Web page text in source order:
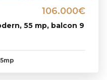
55 mp, balcon 9
106.000€